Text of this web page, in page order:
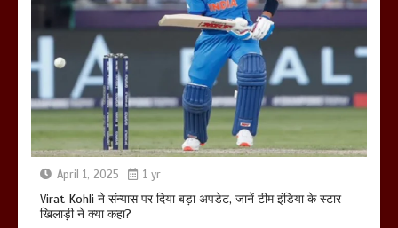
April 1, 2025 1 yr
Virat Kohli ने संन्यास पर दिया बड़ा अपडेट, जानें टीम इंडिया के स्टार
खिलाड़ी ने क्या कहा?